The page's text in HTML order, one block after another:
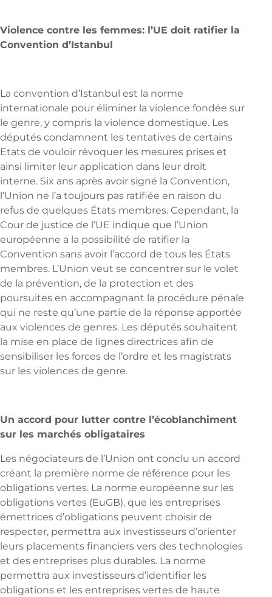
Violence contre les femmes: l’UE doit ratifier la
Convention d’Istanbul
La convention d’Istanbul est la norme
internationale pour éliminer la violence fondée sur
le genre, y compris la violence domestique. Les
députés condamnent les tentatives de certains
Etats de vouloir révoquer les mesures prises et
ainsi limiter leur application dans leur droit
interne. Six ans après avoir signé la Convention,
l’Union ne l’a toujours pas ratifiée en raison du
refus de quelques États membres. Cependant, la
Cour de justice de l’UE indique que l’Union
européenne a la possibilité de ratifier la
Convention sans avoir l’accord de tous les États
membres. L’Union veut se concentrer sur le volet
de la prévention, de la protection et des
poursuites en accompagnant la procédure pénale
qui ne reste qu’une partie de la réponse apportée
aux violences de genres. Les députés souhaitent
la mise en place de lignes directrices afin de
sensibiliser les forces de l’ordre et les magistrats
sur les violences de genre.
Un accord pour lutter contre l’écoblanchiment
sur les marchés obligataires
Les négociateurs de l’Union ont conclu un accord
créant la première norme de référence pour les
obligations vertes. La norme européenne sur les
obligations vertes (EuGB), que les entreprises
émettrices d’obligations peuvent choisir de
respecter, permettra aux investisseurs d’orienter
leurs placements financiers vers des technologies
et des entreprises plus durables. La norme
permettra aux investisseurs d’identifier les
obligations et les entreprises vertes de haute